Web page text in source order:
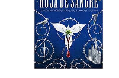
Agotado